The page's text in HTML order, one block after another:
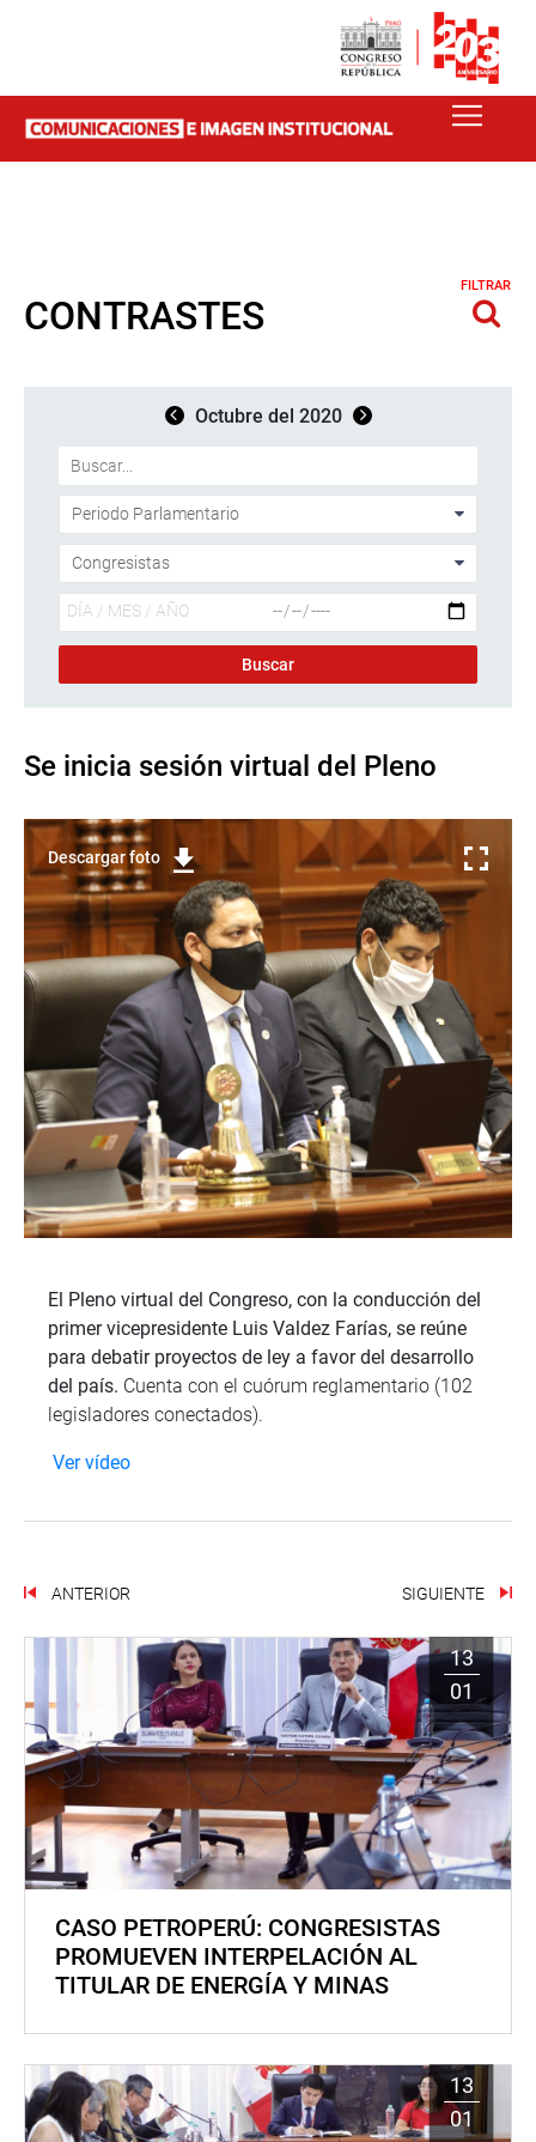
CONTRASTES
FILTRAR
Octubre del 2020
Se inicia sesión virtual del Pleno
Descargar foto
El Pleno virtual del Congreso, con la conducción del
primer vicepresidente Luis Valdez Farías, se reúne
para debatir proyectos de ley a favor del desarrollo
del país. Cuenta con el cuórum reglamentario (102
legisladores conectados).
Ver vídeo
ANTERIOR SIGUIENTE
13
01
CASO PETROPERÚ: CONGRESISTAS
PROMUEVEN INTERPELACIÓN AL
TITULAR DE ENERGÍA Y MINAS
13
01